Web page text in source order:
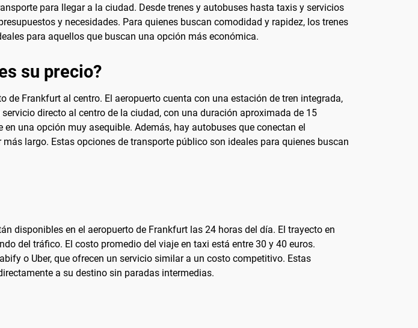
para llegar a la ciudad. Desde trenes y autobuses hasta taxis y servicios
y necesidades. Para quienes buscan comodidad y rapidez, los trenes
para aquellos que buscan una opción más económica.
su precio?
Frankfurt al centro. El aeropuerto cuenta con una estación de tren integrada,
directo al centro de la ciudad, con una duración aproximada de 15
una opción muy asequible. Además, hay autobuses que conectan el
largo. Estas opciones de transporte público son ideales para quienes buscan
disponibles en el aeropuerto de Frankfurt las 24 horas del día. El trayecto en
del tráfico. El costo promedio del viaje en taxi está entre 30 y 40 euros.
o Uber, que ofrecen un servicio similar a un costo competitivo. Estas
a su destino sin paradas intermedias.